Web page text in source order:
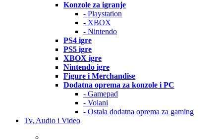
Konzole za igranje
- Playstation
- XBOX
- Nintendo
PS4 igre
PS5 igre
XBOX igre
Nintendo igre
Figure i Merchandise
Dodatna oprema za konzole i PC
- Gamepad
- Volani
- Ostala dodatna oprema za gaming
Tv, Audio i Video